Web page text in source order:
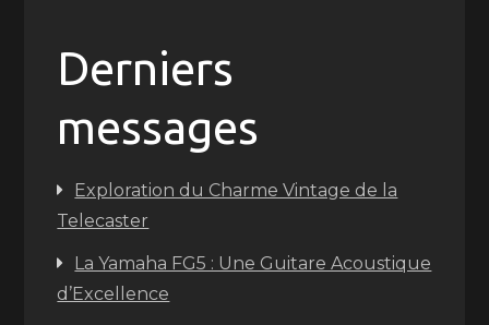
Derniers
messages
Exploration du Charme Vintage de la
Telecaster
La Yamaha FG5 : Une Guitare Acoustique
d’Excellence